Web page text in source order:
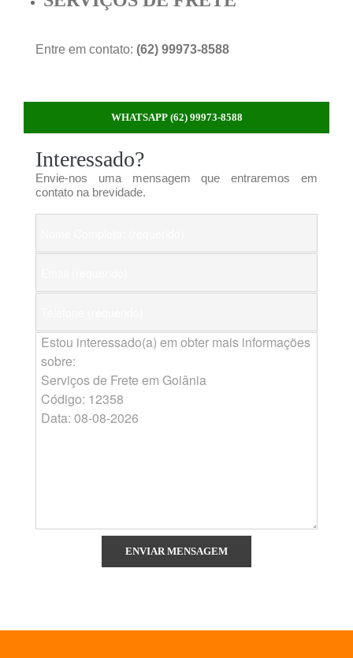
Entre em contato: (62) 99973-8588
WHATSAPP (62) 99973-8588
Interessado?
Envie-nos uma mensagem que entraremos em
contato na brevidade.